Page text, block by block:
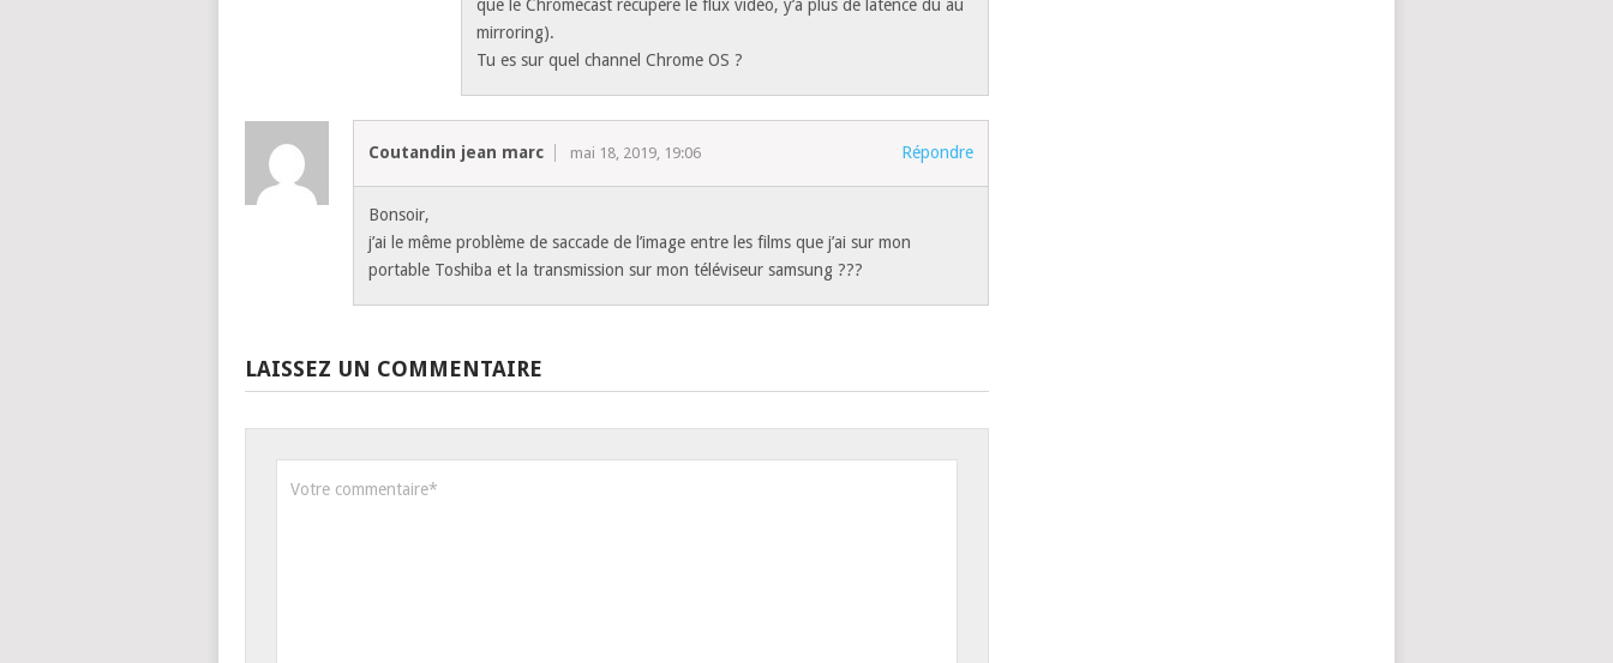
que le Chromecast récupère le flux vidéo, y’a plus de latence du au
mirroring).
Tu es sur quel channel Chrome OS ?
Coutandin jean marc mai 18, 2019, 19:06 Répondre
Bonsoir,
j’ai le même problème de saccade de l’image entre les films que j’ai sur mon
portable Toshiba et la transmission sur mon téléviseur samsung ???
LAISSEZ UN COMMENTAIRE